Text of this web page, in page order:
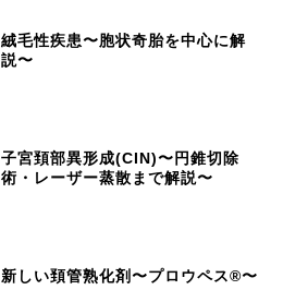
絨毛性疾患〜胞状奇胎を中心に解
説〜
子宮頚部異形成(CIN)〜円錐切除
術・レーザー蒸散まで解説〜
新しい頚管熟化剤〜プロウペス®︎〜